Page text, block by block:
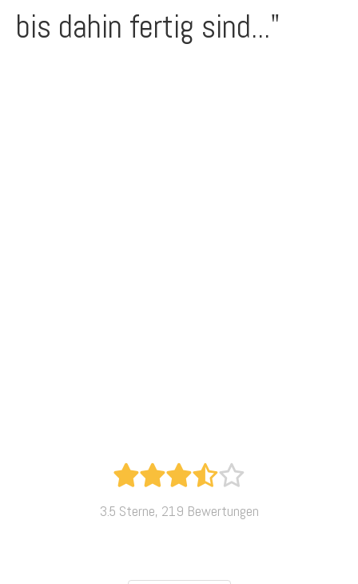
bis dahin fertig sind..."
3.5 Sterne, 219 Bewertungen